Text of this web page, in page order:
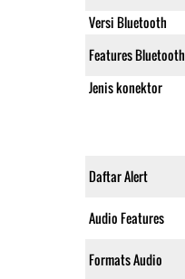
Versi Bluetooth
Features Bluetooth
Jenis konektor
Daftar Alert
Audio Features
Formats Audio